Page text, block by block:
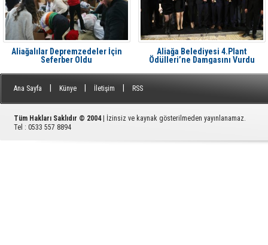
Aliağalılar Depremzedeler İçin
Seferber Oldu
Aliağa Belediyesi 4.Plant
Ödülleri’ne Damgasını Vurdu
Ana Sayfa Künye İletişim RSS
Tüm Hakları Saklıdır © 2004| İzinsiz ve kaynak gösterilmeden yayınlanamaz.
Tel : 0533 557 8894